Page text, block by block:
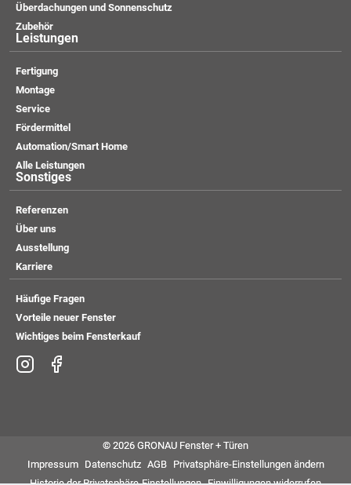
Überdachungen und Sonnenschutz
Zubehör
Leistungen
Fertigung
Montage
Service
Fördermittel
Automation/Smart Home
Alle Leistungen
Sonstiges
Referenzen
Über uns
Ausstellung
Karriere
Häufige Fragen
Vorteile neuer Fenster
Wichtiges beim Fensterkauf
© 2026 GRONAU Fenster + Türen
Impressum
Datenschutz AGB
Privatsphäre-Einstellungen ändern